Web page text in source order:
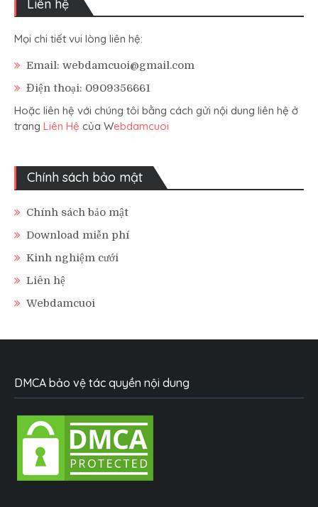
Liên hệ
Mọi chi tiết vui lòng liên hệ:
Email: webdamcuoi@gmail.com
Điện thoại: 0909356661
Hoặc liên hệ với chúng tôi bằng cách gửi nội dung liên hệ ở
trang Liên Hệ của Webdamcuoi
Chính sách bảo mật
Chính sách bảo mật
Download miễn phí
Kinh nghiệm cưới
Liên hệ
Webdamcuoi
DMCA bảo vệ tác quyền nội dung